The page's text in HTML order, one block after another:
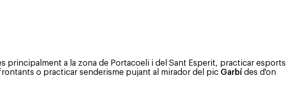
principalment a la zona de Portacoeli i del Sant Esperit, practicar esports
o practicar senderisme pujant al mirador del pic Garbí des d'on